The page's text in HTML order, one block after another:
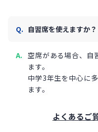
自習席を使えますか？
空席がある場合、自
ます。
中学3年生を中心に
ます。
よくあるご